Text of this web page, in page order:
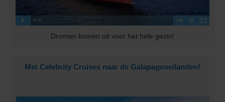
Dromen komen uit voor het hele gezin!
Met Celebrity Cruises naar de Galapagoseilanden!